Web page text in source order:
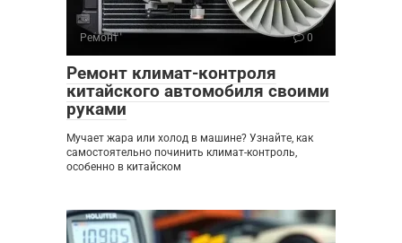
Ремонт 0
Ремонт климат-контроля
китайского автомобиля своими
руками
Мучает жара или холод в машине? Узнайте, как
самостоятельно починить климат-контроль,
особенно в китайском